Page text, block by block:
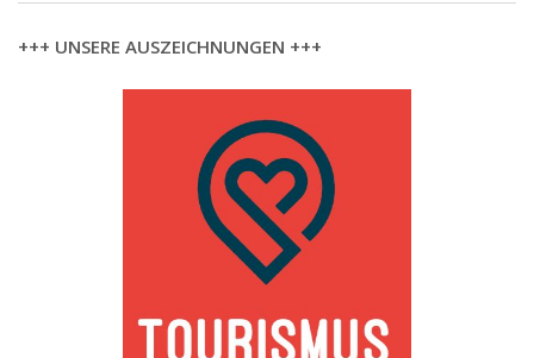
+++ UNSERE AUSZEICHNUNGEN +++